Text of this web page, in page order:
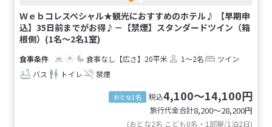
Ｗｅｂコレスペシャル★観光におすすめのホテル♪ 【早期申
込】35日前までがお得♪－【禁煙】スタンダードツイン（箱
根側）(1名～2名1室)
食事なし 【広さ】20平米 1～2名
ツイン
バス
トイレ 禁煙
おとな1名 税込4,100～14,100円
旅行代金合計8,200〜28,200円
(おとな2名 こども0名・1部屋/1泊2日)